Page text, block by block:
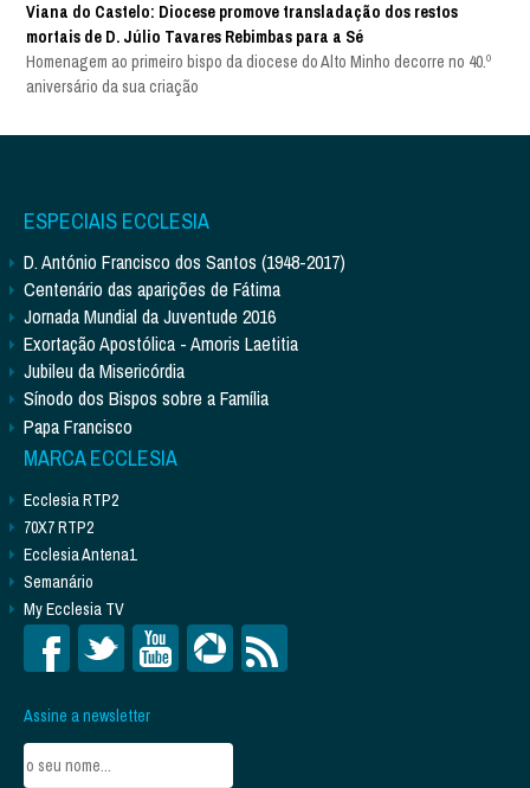
Viana do Castelo: Diocese promove transladação dos restos
mortais de D. Júlio Tavares Rebimbas para a Sé
Homenagem ao primeiro bispo da diocese do Alto Minho decorre no 40.º
aniversário da sua criação
ESPECIAIS ECCLESIA
D. António Francisco dos Santos (1948-2017)
Centenário das aparições de Fátima
Jornada Mundial da Juventude 2016
Exortação Apostólica - Amoris Laetitia
Jubileu da Misericórdia
Sínodo dos Bispos sobre a Família
Papa Francisco
MARCA ECCLESIA
Ecclesia RTP2
70X7 RTP2
Ecclesia Antena1
Semanário
My Ecclesia TV
Assine a newsletter